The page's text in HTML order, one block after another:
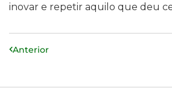
inovar e repetir aquilo que deu
Anterior